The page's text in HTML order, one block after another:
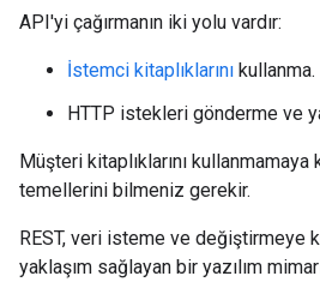
API'yi çağırmanın iki yolu vardır:
İstemci kitaplıklarını kullanma.
HTTP istekleri gönderme ve
Müşteri kitaplıklarını
temellerini bilmeniz gerekir.
REST, veri isteme ve değiştirmeye
yaklaşım sağlayan bir yazılım